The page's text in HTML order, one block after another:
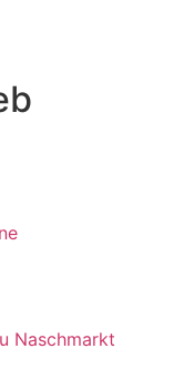
Naschmarkt